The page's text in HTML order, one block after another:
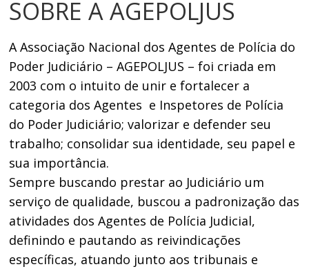
SOBRE A AGEPOLJUS
A Associação Nacional dos Agentes de Polícia do
Poder Judiciário – AGEPOLJUS – foi criada em
2003 com o intuito de unir e fortalecer a
categoria dos Agentes e Inspetores de Polícia
do Poder Judiciário; valorizar e defender seu
trabalho; consolidar sua identidade, seu papel e
sua importância.
Sempre buscando prestar ao Judiciário um
serviço de qualidade, buscou a padronização das
atividades dos Agentes de Polícia Judicial,
definindo e pautando as reivindicações
específicas, atuando junto aos tribunais e